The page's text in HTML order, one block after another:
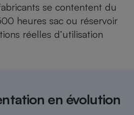
se contentent du
heures sac ou réservoir
réelles d’utilisation
en évolution